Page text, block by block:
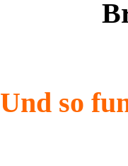
Und so